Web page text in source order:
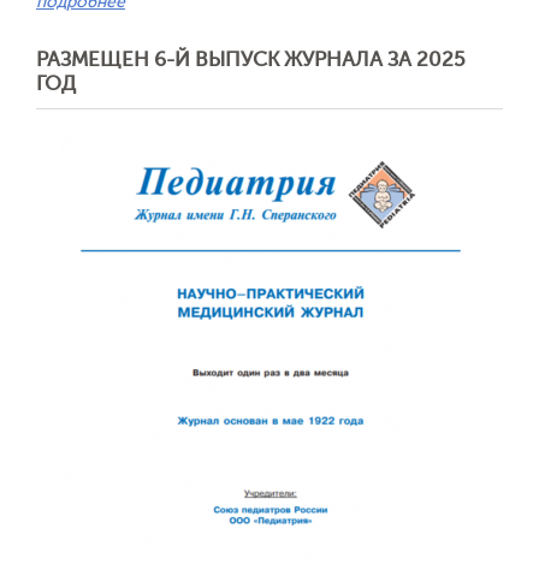
РАЗМЕЩЕН 6-Й ВЫПУСК ЖУРНАЛА ЗА 2025
ГОД